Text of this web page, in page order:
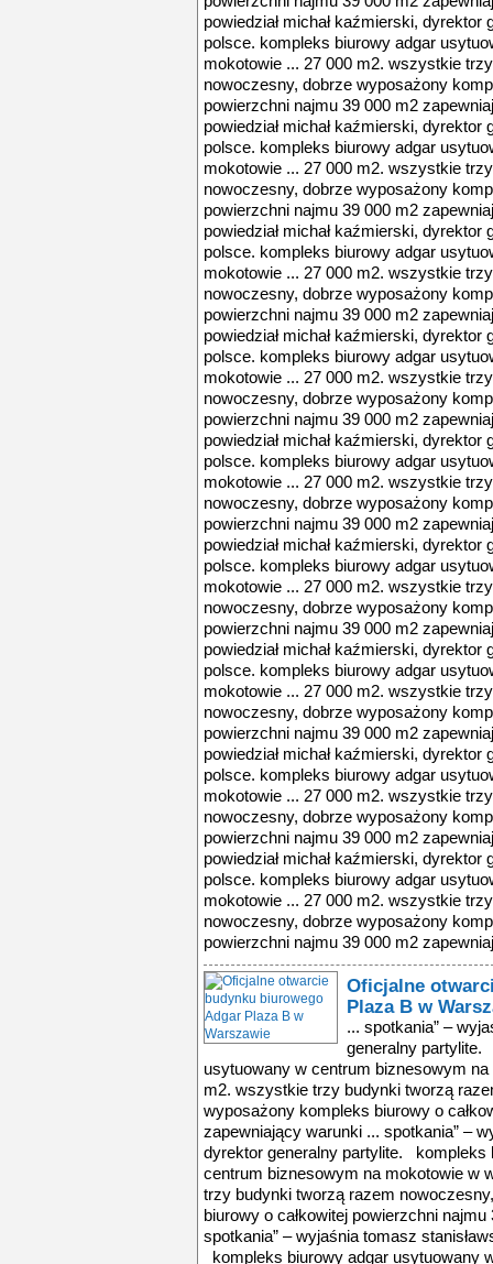
powiedział michał kaźmierski, dyrektor
polsce. kompleks biurowy adgar
mokotowie ... 27 000 m2. wszystkie
nowoczesny, dobrze wyposażony
powierzchni najmu 39 000 m2
powiedział michał kaźmierski, dyrektor
polsce. kompleks biurowy adgar
mokotowie ... 27 000 m2. wszystkie
nowoczesny, dobrze wyposażony
powierzchni najmu 39 000 m2
powiedział michał kaźmierski, dyrektor
polsce. kompleks biurowy adgar
mokotowie ... 27 000 m2. wszystkie
nowoczesny, dobrze wyposażony
powierzchni najmu 39 000 m2
powiedział michał kaźmierski, dyrektor
polsce. kompleks biurowy adgar
mokotowie ... 27 000 m2. wszystkie
nowoczesny, dobrze wyposażony
powierzchni najmu 39 000 m2
powiedział michał kaźmierski, dyrektor
polsce. kompleks biurowy adgar
mokotowie ... 27 000 m2. wszystkie
nowoczesny, dobrze wyposażony
powierzchni najmu 39 000 m2
powiedział michał kaźmierski, dyrektor
polsce. kompleks biurowy adgar
mokotowie ... 27 000 m2. wszystkie
nowoczesny, dobrze wyposażony
powierzchni najmu 39 000 m2
powiedział michał kaźmierski, dyrektor
polsce. kompleks biurowy adgar
mokotowie ... 27 000 m2. wszystkie
nowoczesny, dobrze wyposażony
powierzchni najmu 39 000 m2
powiedział michał kaźmierski, dyrektor
polsce. kompleks biurowy adgar
mokotowie ... 27 000 m2. wszystkie
nowoczesny, dobrze wyposażony
powierzchni najmu 39 000 m2
powiedział michał kaźmierski, dyrektor
polsce. kompleks biurowy adgar
mokotowie ... 27 000 m2. wszystkie
nowoczesny, dobrze wyposażony
powierzchni najmu 39 000 m2
Oficjalne
Plaza B w
... spotkania” –
generalny
usytuowany w centrum biznesowym
m2. wszystkie trzy budynki tworzą
wyposażony kompleks biurowy o
zapewniający warunki ... spotkania” –
dyrektor generalny partylite. kompleks
centrum biznesowym na mokotowie w
trzy budynki tworzą razem
biurowy o całkowitej powierzchni
spotkania” – wyjaśnia tomasz
kompleks biurowy adgar usytuowany